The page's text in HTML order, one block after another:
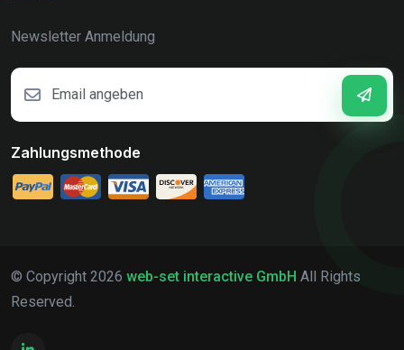
Newsletter Anmeldung
Zahlungsmethode
© Copyright 2026 web-set interactive GmbH All Rights
Reserved.